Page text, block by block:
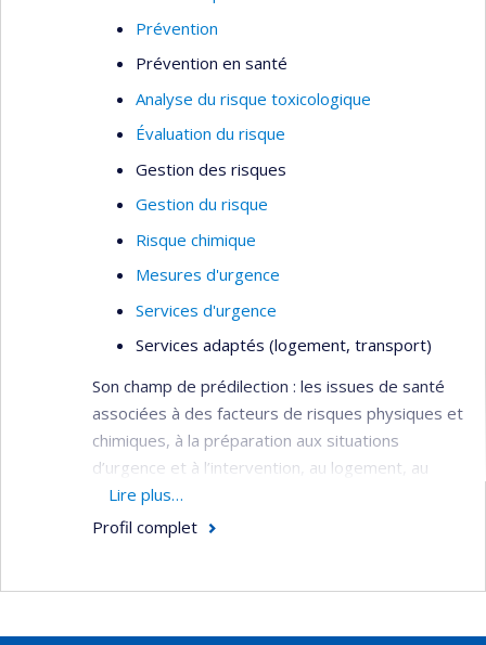
Prévention
Prévention en santé
Analyse du risque toxicologique
Évaluation du risque
Gestion des risques
Gestion du risque
Risque chimique
Mesures d'urgence
Services d'urgence
Services adaptés (logement, transport)
Son champ de prédilection : les issues de santé
associées à des facteurs de risques physiques et
chimiques, à la préparation aux situations
d’urgence et à l’intervention, au logement, au
transport et à l’aménagement urbain.
Lire plus…
Profil complet